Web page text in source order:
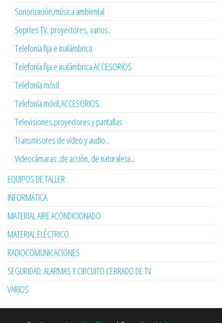
Sonorización,música ambiental
Soprtes TV, proyectores, varios..
Telefonía fija e inalámbrica
Telefonía fija e inalámbrica ACCESORIOS
Telefonía móvil
Telefonía móvil,ACCESORIOS.
Televisiones,proyectores y pantallas
Transmisores de vídeo y audio...
Videocámaras ,de acción, de naturaleza...
EQUIPOS DE TALLER
INFORMÁTICA
MATERIAL AIRE ACONDICIONADO
MATERIAL ELÉCTRICO
RADIOCOMUNICACIONES
SEGURIDAD: ALARMAS Y CIRCUITO CERRADO DE TV
VARIOS